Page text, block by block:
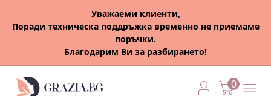
Уважаеми клиенти,
Поради техническа поддръжка временно не приемаме
поръчки.
Благодарим Ви за разбирането!
0